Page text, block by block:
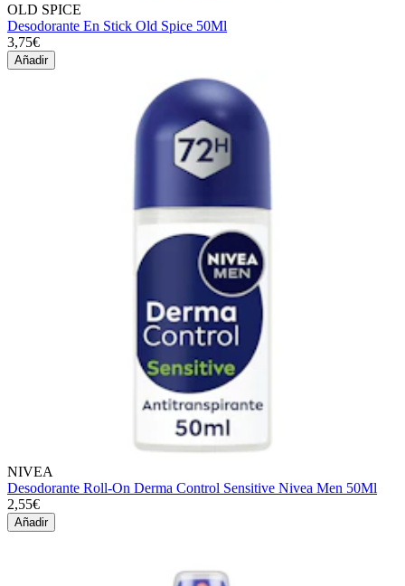
OLD SPICE
Desodorante En Stick Old Spice 50Ml
3,75€
Añadir
NIVEA
Desodorante Roll-On Derma Control Sensitive Nivea Men 50Ml
2,55€
Añadir